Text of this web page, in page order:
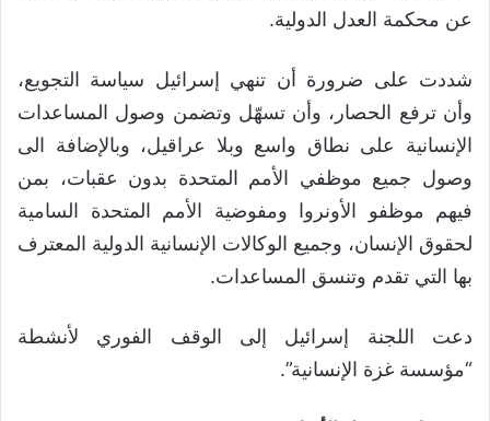
عن محكمة العدل الدولية.
شددت على ضرورة أن تنهي إسرائيل سياسة التجويع،
وأن ترفع الحصار، وأن تسهّل وتضمن وصول المساعدات
الإنسانية على نطاق واسع وبلا عراقيل، وبالإضافة الى
وصول جميع موظفي الأمم المتحدة بدون عقبات، بمن
فيهم موظفو الأونروا ومفوضية الأمم المتحدة السامية
لحقوق الإنسان، وجميع الوكالات الإنسانية الدولية المعترف
بها التي تقدم وتنسق المساعدات.
دعت اللجنة إسرائيل إلى الوقف الفوري لأنشطة
“مؤسسة غزة الإنسانية”.